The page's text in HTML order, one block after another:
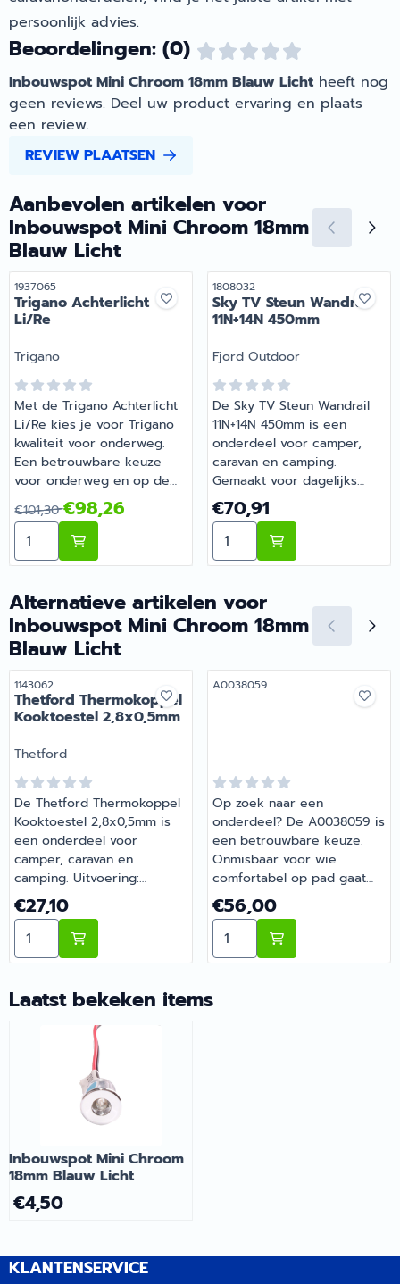
persoonlijk advies.
Beoordelingen: (0)
Inbouwspot Mini Chroom 18mm Blauw Licht heeft nog
geen reviews. Deel uw product ervaring en plaats
een review.
REVIEW PLAATSEN
Aanbevolen artikelen voor
Inbouwspot Mini Chroom 18mm
Blauw Licht
Artikelnummer
1937065
Trigano Achterlicht
Li/Re
Merk:
Trigano
Met de Trigano Achterlicht
Li/Re kies je voor Trigano
kwaliteit voor onderweg.
Een betrouwbare keuze
voor onderweg en op de
camping. Barsema
Recreatie levert camper-,
caravan- en
campingonderdelen met
Van 101,30 voor 98,26
€101,30€98,26
Aantal kiezen voor Trigano Achterlicht Li/Re
Artikelnummer
1808032
Sky TV Steun Wandrail
11N+14N 450mm
Merk:
Fjord Outdoor
De Sky TV Steun Wandrail
11N+14N 450mm is een
onderdeel voor camper,
caravan en camping.
Gemaakt voor dagelijks
gebruik tijdens je vakanties
en weekendtrips. Bij
Barsema Recreatie,
specialist in camper- en
persoonlijk advies.
Prijs: 70,91
€70,91
Aantal kiezen voor Sky TV
Alternatieve artikelen voor
Inbouwspot Mini Chroom 18mm
Blauw Licht
Artikelnummer
1143062
Thetford Thermokoppel
Kooktoestel 2,8x0,5mm
Merk:
Thetford
De Thetford Thermokoppel
Kooktoestel 2,8x0,5mm is
een onderdeel voor
camper, caravan en
camping. Uitvoering:
afmeting 8x0. Zo blijft je
camper of caravan goed
onderhouden en compleet.
Bij Barsema Recreatie,
caravanonderdelen, vind je
het juiste artikel met
persoonlijk advies.
Prijs: 27,10
€27,10
Aantal kiezen voor Thetford Thermokoppel
Artikelnummer
A0038059
Op zoek naar een
onderdeel? De A0038059 is
een betrouwbare keuze.
Onmisbaar voor wie
comfortabel op pad gaat
met de camper of caravan.
Bestel dit onderdeel
eenvoudig online bij
Barsema Recreatie, jouw
Prijs: 56,00
€56,00
Aantal kiezen voor
Laatst bekeken items
Inbouwspot Mini Chroom
18mm Blauw Licht
€4,50
KLANTENSERVICE